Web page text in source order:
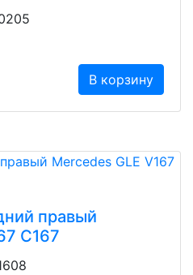
В корзину
правый
C167